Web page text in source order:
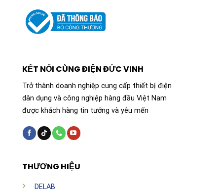
ngoài trời. Với sự kết hợp giữa chất lượng phần cứng
bền bỉ và nền tảng phần mềm Matter tiên tiến, sản
và đầy màu sắc. Hãy để LEDVANCE thắp sáng ngôi nhà
bạn theo cách thông minh nhất.
THƯƠNG HIỆU
DELAB
KẾT NỐI CÙNG ĐIỆN ĐỨC VINH
Trở thành doanh nghiệp cung cấp thiết bị điện
dân dụng và công nghiệp hàng đầu Việt Nam
được khách hàng tin tưởng và yêu mến